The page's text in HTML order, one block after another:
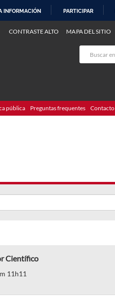
INFORMACIÓN PARTICIPAR
CONTRASTE ALTO MAPA DEL SITIO
pública Preguntas frequentes Contacto
Científico
11h11